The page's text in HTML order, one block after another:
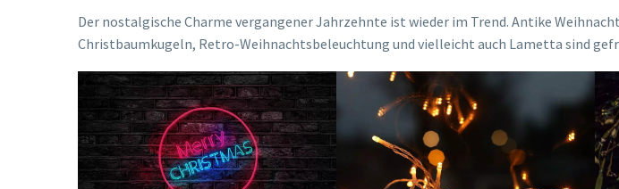
Der nostalgische Charme vergangener Jahrzehnte ist wieder im Trend. Antike
Christbaumkugeln, Retro-Weihnachtsbeleuchtung und vielleicht auch Lametta sind